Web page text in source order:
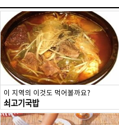
이 지역의 이것도 먹어볼까요?
쇠고기국밥